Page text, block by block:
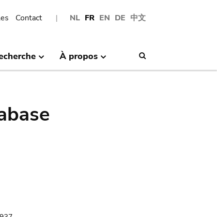
NL FR EN DE 中文
Contact
À propos